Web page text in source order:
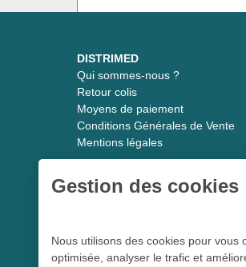
DISTRIMED
Qui sommes-nous ?
Retour colis
Moyens de paiement
Conditions Générales de Vente
Mentions légales
Distrimed.com 1989 -
Le spécialiste du matériel médical
Gestion des cookies
Nous utilisons des cookies pour vous
optimisée, analyser le trafic et